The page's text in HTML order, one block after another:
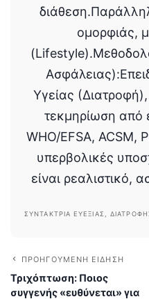
ομορφιάς,
Υγείας
τεκμηρίωση από
WHO/EFSA, ACSM,
υπερβολικές
είναι ρεαλιστικό,
ΣΥΝΤΆΚΤΡΙΑ ΕΥΕΞΊΑΣ,
ΠΡΟΗΓΟΎΜΕΝΗ ΕΊΔΗΣΗ
Τριχόπτωση: Ποιος
συγγενής «ευθύνεται» για